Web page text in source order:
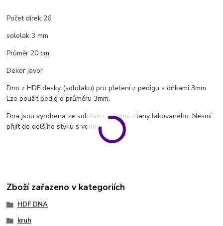
Počet dírek 26
sololak 3 mm
Průměr 20 cm
Dekor javor
Dno z HDF desky (sololaku) pro pletení z pedigu s dírkami 3mm.
Lze použít pedig o průměru 3mm.
Dna jsou vyrobena ze sololaku, z jedné stany lakovaného. Nesmí
přijít do delšího styku s vodou.
Zboží zařazeno v kategoriích
HDF DNA
kruh